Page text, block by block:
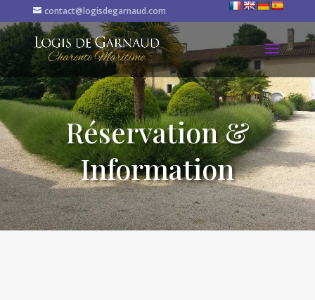
contact@logisdegarnaud.com
Réservation &
Information